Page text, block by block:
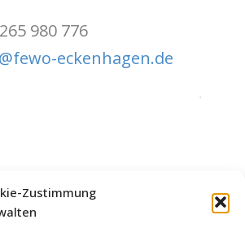
Zustimmung
980 776
eckenhagen.de